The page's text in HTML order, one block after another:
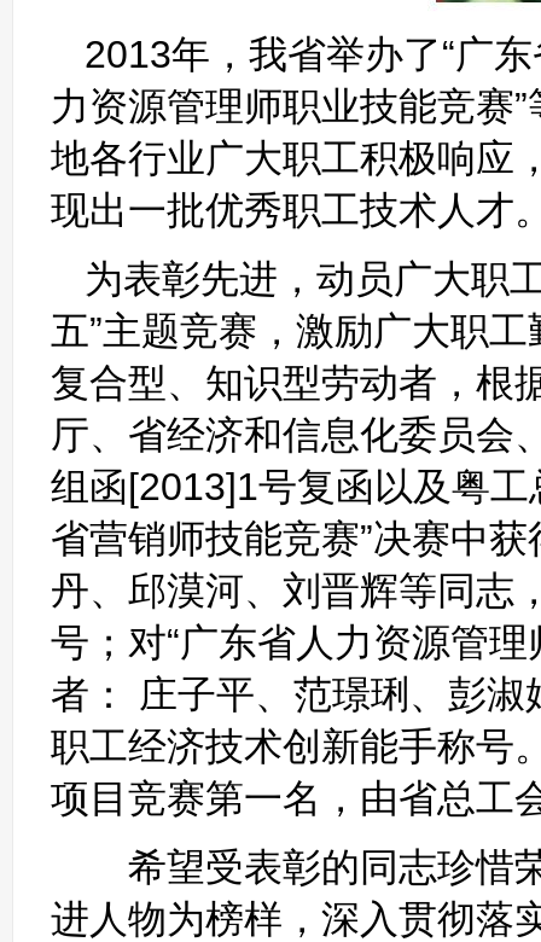
2013年，我省举办了“广
力资源管理师职业技能竞赛
地各行业广大职工积极响应
现出一批优秀职工技术人才
为表彰先进，动员广大职
五”主题竞赛，激励广大职
复合型、知识型劳动者，根
厅、省经济和信息化委员会
组函[2013]1号复函以及粤
省营销师技能竞赛”决赛中
丹、邱漠河、刘晋辉等同志
号；对“广东省人力资源管
者： 庄子平、范璟琍、彭
职工经济技术创新能手
项目竞赛第一名，由省总工
希望受表彰的同志珍惜
进人物为榜样，深入贯彻落